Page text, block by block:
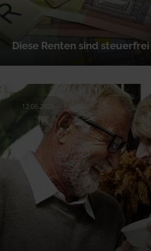
Diese Renten sind steuerfrei
12.06.2026